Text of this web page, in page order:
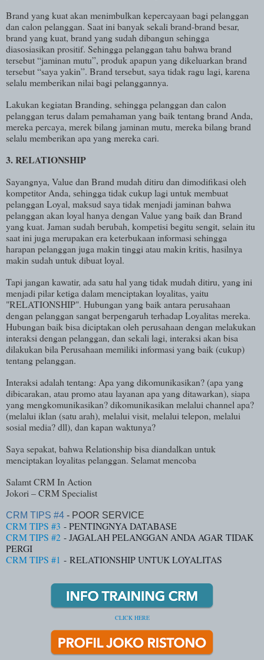
Brand yang kuat akan menimbulkan kepercayaan bagi pelanggan
dan calon pelanggan. Saat ini banyak sekali brand-brand besar,
brand yang kuat, brand yang sudah dibangun sehingga
diasosiasikan prositif. Sehingga pelanggan tahu bahwa brand
tersebut “jaminan mutu”, produk apapun yang dikeluarkan brand
tersebut “saya yakin”. Brand tersebut, saya tidak ragu lagi, karena
selalu memberikan nilai bagi pelanggannya.
Lakukan kegiatan Branding, sehingga pelanggan dan calon
pelanggan terus dalam pemahaman yang baik tentang brand Anda,
mereka percaya, merek bilang jaminan mutu, mereka bilang brand
selalu memberikan apa yang mereka cari.
3. RELATIONSHIP
Sayangnya, Value dan Brand mudah ditiru dan dimodifikasi oleh
kompetitor Anda, sehingga tidak cukup lagi untuk membuat
pelanggan Loyal, maksud saya tidak menjadi jaminan bahwa
pelanggan akan loyal hanya dengan Value yang baik dan Brand
yang kuat. Jaman sudah berubah, kompetisi begitu sengit, selain itu
saat ini juga merupakan era keterbukaan informasi sehingga
harapan pelanggan juga makin tinggi atau makin kritis, hasilnya
makin sudah untuk dibuat loyal.
Tapi jangan kawatir, ada satu hal yang tidak mudah ditiru, yang ini
menjadi pilar ketiga dalam menciptakan loyalitas, yaitu
"RELATIONSHIP". Hubungan yang baik antara perusahaan
dengan pelanggan sangat berpengaruh terhadap Loyalitas mereka.
Hubungan baik bisa diciptakan oleh perusahaan dengan melakukan
interaksi dengan pelanggan, dan sekali lagi, interaksi akan bisa
dilakukan bila Perusahaan memiliki informasi yang baik (cukup)
tentang pelanggan.
Interaksi adalah tentang: Apa yang dikomunikasikan? (apa yang
dibicarakan, atau promo atau layanan apa yang ditawarkan), siapa
yang mengkomunikasikan? dikomunikasikan melalui channel apa?
(melalui iklan (satu arah), melalui visit, melalui telepon, melalui
sosial media? dll), dan kapan waktunya?
Saya sepakat, bahwa Relationship bisa diandalkan untuk
menciptakan loyalitas pelanggan. Selamat mencoba
Salamt CRM In Action
Jokori – CRM Specialist
CRM TIPS #4 - POOR SERVICE
CRM TIPS #3 - PENTINGNYA DATABASE
CRM TIPS #2 - JAGALAH PELANGGAN ANDA AGAR TIDAK
PERGI
CRM TIPS #1 - RELATIONSHIP UNTUK LOYALITAS
CLICK HERE